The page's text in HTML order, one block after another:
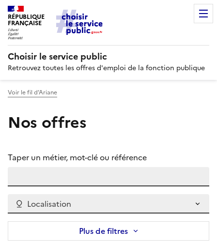
RÉPUBLIQUE
FRANÇAISE
Choisir le service public
Retrouvez toutes les offres d'emploi de la fonction publique
Voir le fil d’Ariane
Nos offres
Taper un métier, mot-clé ou référence
Localisation
Plus de filtres